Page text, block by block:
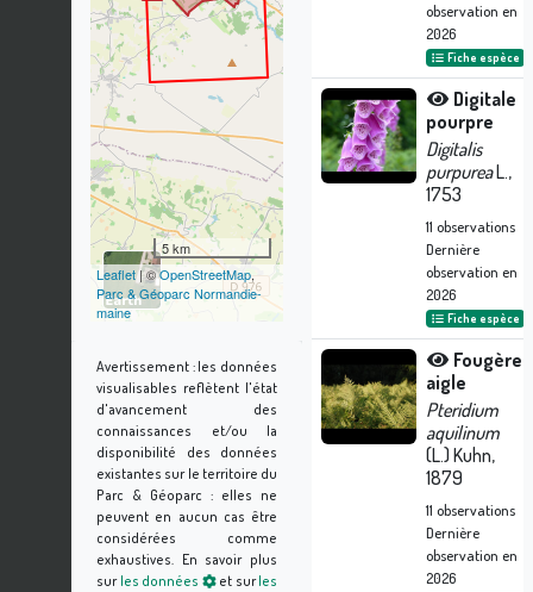
5 km
Leaflet| ©OpenStreetMap,
Parc & Géoparc Normandie-
maine
Avertissement :les données
visualisables reflètent l'état
d'avancement des
connaissances et/ou la
disponibilité des données
existantes sur le territoire du
Parc & Géoparc : elles ne
peuvent en aucun cas être
considérées comme
exhaustives. En savoir plus
sur les données et surles
observation en
2026
Fiche espèce
Digitale
pourpre
Digitalis
purpureaL.,
1753
11 observations
Dernière
observation en
2026
Fiche espèce
Fougère
aigle
Pteridium
aquilinum
(L.) Kuhn,
1879
11 observations
Dernière
observation en
2026